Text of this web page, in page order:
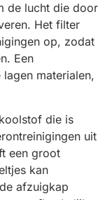
de lucht die door
Het filter
op, zodat
Een
materialen,
die is
uit
een groot
kan
afzuigkap